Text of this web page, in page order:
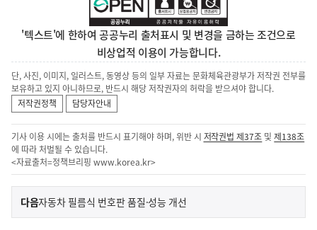
'텍스트'에 한하여 공공누리 출처표시 및 변경을 금하는 조건으로
비상업적 이용이 가능합니다.
단, 사진, 이미지, 일러스트, 동영상 등의 일부 자료는 문화체육관광부가 저작권 전부를
보유하고 있지 아니하므로, 반드시 해당 저작권자의 허락을 받으셔야 합니다.
저작권정책
담당자안내
기사 이용 시에는 출처를 반드시 표기해야 하며, 위반 시 저작권법 제37조 및제138조
에 따라 처벌될 수 있습니다.
<자료출처=정책브리핑 www.korea.kr>
이
전
다음기
자동차 필름식 번호판 품질·성능 개선